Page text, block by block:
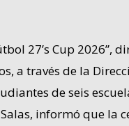
27’s Cup 2026”,
a través de la
de seis
informó que